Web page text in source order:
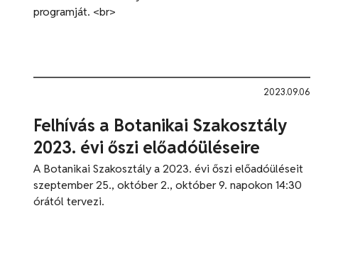
programját. <br>
Felhívás a Botanikai Szakosztály
2023. évi őszi előadóüléseire
2023.09.06
A Botanikai Szakosztály a 2023. évi őszi előadóüléseit
szeptember 25., október 2., október 9. napokon 14:30
órától tervezi.